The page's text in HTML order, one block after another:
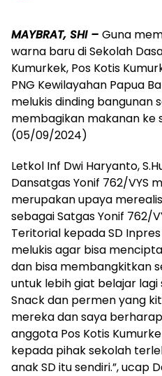
wa.me/
MAYBRAT, SHI – Guna
warna baru di Sekolah
Kumurkek, Pos Kotis
PNG Kewilayahan Papua
melukis dinding bangunan
membagikan makanan ke
(05/09/2024)
Letkol Inf Dwi Haryanto,
Dansatgas Yonif 762/VYS
merupakan upaya
sebagai Satgas Yonif 762/
Teritorial kepada SD
melukis agar bisa
dan bisa membangkitkan
untuk lebih giat belajar lagi
Snack dan permen yang
mereka dan saya
anggota Pos Kotis
kepada pihak sekolah
anak SD itu sendiri.”, ucap